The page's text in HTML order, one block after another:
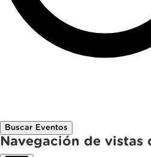
Buscar Eventos
Navegación de vistas